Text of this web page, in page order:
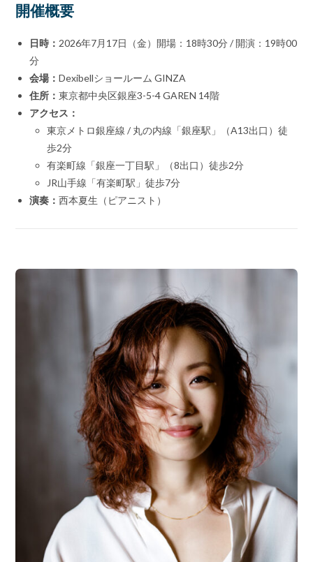
開催概要
日時： 2026年7月17日（金）開場：18時30分 / 開演：19時00
分
会場：Dexibellショールーム GINZA
住所：東京都中央区銀座3-5-4 GAREN 14階
アクセス：
東京メトロ銀座線 / 丸の内線「銀座駅」（A13出口）徒
歩2分
有楽町線「銀座一丁目駅」（8出口）徒歩2分
JR山手線「有楽町駅」徒歩7分
演奏：西本夏生（ピアニスト）